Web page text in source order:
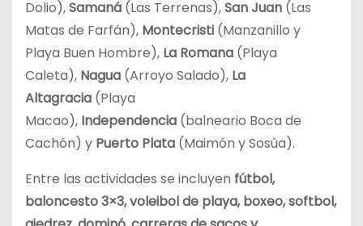
Dolio),Samaná (Las Terrenas),San Juan (Las
Matas de Farfán), Montecristi (Manzanillo y
Playa Buen Hombre), La Romana (Playa
Caleta), Nagua (Arroyo Salado), La
Altagracia (Playa
Macao), Independencia (balneario Boca de
Cachón) y Puerto Plata (Maimón y Sosúa).
Entre las actividades se incluyen fútbol,
baloncesto 3×3, voleibol de playa, boxeo, softbol,